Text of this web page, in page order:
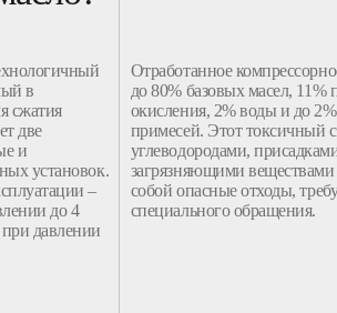
в
сжатия
две
и
установок.
–
до 4
давлении
Отработанное
до 80% базовых масел, 11%
окисления, 2% воды и до
примесей. Этот токсичный
углеводородами,
загрязняющими веществами
собой опасныеотходы,
специальногообращения.